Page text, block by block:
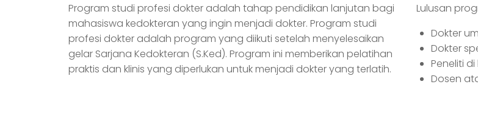
Program studi profesi dokter adalah tahap pendidikan lanjutan bagi
mahasiswa kedokteran yang ingin menjadi dokter. Program studi
profesi dokter adalah program yang diikuti setelah menyelesaikan
gelar Sarjana Kedokteran (S.Ked). Program ini memberikan pelatihan
praktis dan klinis yang diperlukan untuk menjadi dokter yang terlatih.
Lulusan
Dokter
Dokter
Peneliti
Dosen